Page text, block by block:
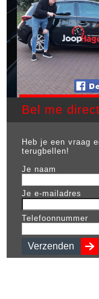
Bel me direct
Heb je een vraag
terugbellen!
Je naam
Je e-mailadres
Telefoonnummer